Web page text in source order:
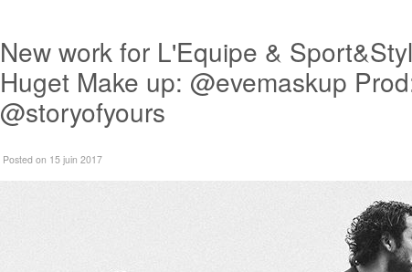
New work for L'Equipe &
Huget Make up: @evemaskup
@storyofyours
Posted on 15 juin 2017